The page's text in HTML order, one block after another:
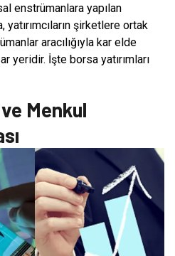
enstrümanlara yapılan
yatırımcıların şirketlere ortak
aracılığıyla kar elde
yeridir. İşte borsa yatırımları
Menkul